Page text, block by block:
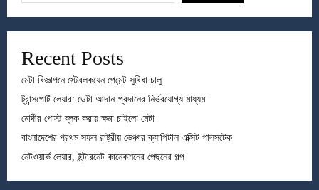
Recent Posts
মেটা বিজ্ঞাপনে স্টেবলকয়েন পেমেন্ট সুবিধা চালু
ট্রান্সপোর্ট লেয়ার: ডেটা আদান-প্রদানের নির্ভরযোগ্য মাধ্যম
মোদীর পোস্ট ব্লক করায় ক্ষমা চাইলো মেটা
বাংলাদেশের প্রথম সফল রাষ্ট্রীয় ভেঞ্চার ক্যাপিটাল এক্সিট পালসটেক
নেটওয়ার্ক লেয়ার, ইন্টারনেট কানেকশনের পেছনের গল্প